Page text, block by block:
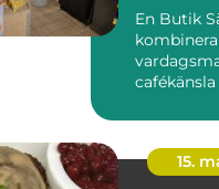
En Butik
spelar en
15.